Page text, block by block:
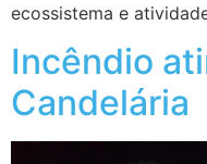
ecossistema e
Incêndio
Candelária